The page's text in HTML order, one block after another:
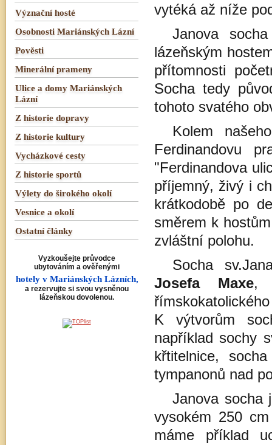
Význační hosté
Osobnosti Mariánských Lázní
Pověsti
Minerální prameny
Ulice a domy Mariánských
Lázní
Z historie dopravy
Z historie kultury
Vycházkové cesty
Z historie sportů
Výlety do širokého okolí
Vesnice a okolí
Ostatní články
Vyzkoušejte průvodce
ubytováním a ověřenými
hotely v Mariánských Lázních,
a rezervujte si svou vysněnou
lázeňskou dovolenou.
vytéká až níže
Janova
lázeňským
přítomnosti
Socha tedy
tohoto svatého
Kolem
Ferdinandovu
"Ferdinandova
příjemný, živý i
krátkodobě po
směrem k
zvláštní polohu.
Socha
Josefa Maxe,
K výtvorům
například sochy
křtitelnice,
tympanonů nad
Janova socha
vysokém 250
máme příklad